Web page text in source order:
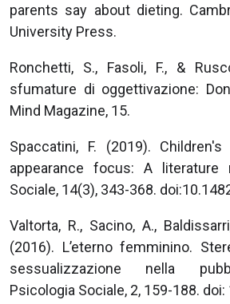
parents say about dieting.
University Press.
Ronchetti, S., Fasoli, F., &
sfumature di oggettivazione:
Mind Magazine, 15.
Spaccatini, F. (2019).
appearance focus: A literature
Sociale, 14(3), 343-368.
Valtorta, R., Sacino, A.,
(2016). L’eterno femminino.
sessualizzazione nella
Psicologia Sociale, 2, 159-188.